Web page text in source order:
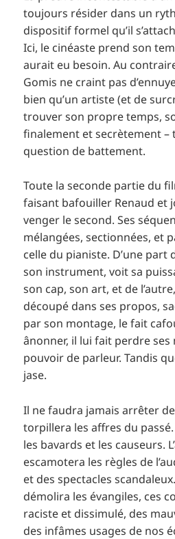
toujours résider dans un
dispositif formel qu’il
Ici, le cinéaste prend son
aurait eu besoin. Au
Gomis ne craint pas
bien qu’un artiste (et de
trouver son propre temps,
finalement et secrètement –
question de battement.
Toute la seconde partie du
faisant bafouiller Renaud et
venger le second. Ses
mélangées, sectionnées, et
celle du pianiste. D’une part
son instrument, voit sa
son cap, son art, et de
découpé dans ses propos,
par son montage, le fait
ânonner, il lui fait perdre ses
pouvoir de parleur. Tandis
jase.
Il ne faudra jamais arrêter de
torpillera les affres du
les bavards et les causeurs.
escamotera les règles de
et des spectacles
démolira les évangiles, ces
raciste et dissimulé, des
des infâmes usages de nos